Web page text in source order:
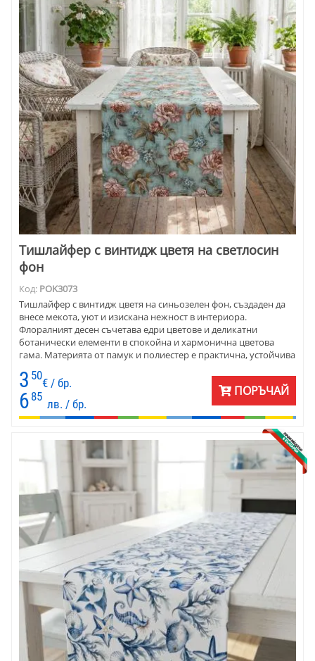
Тишлайфер с винтидж цветя на светлосин
фон
Код: POK3073
Тишлайфер с винтидж цветя на синьозелен фон, създаден да
внесе мекота, уют и изискана нежност в интериора.
Флоралният десен съчетава едри цветове и деликатни
ботанически елементи в спокойна и хармонична цветова
гама. Материята от памук и полиестер е практична, устойчива
гости и бутикови пространства с романтично и светло
излъчване.
3 50
€ / бр.
6 85
лв. / бр.
ПОРЪЧАЙ